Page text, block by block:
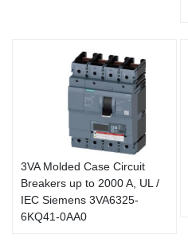
3VA Molded Case Circuit
Breakers up to 2000 A, UL /
IEC Siemens 3VA6325-
6KQ41-0AA0